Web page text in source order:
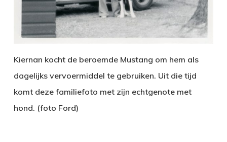
Kiernan kocht de beroemde Mustang om hem als
dagelijks vervoermiddel te gebruiken. Uit die tijd
komt deze familiefoto met zijn echtgenote met
hond. (foto Ford)